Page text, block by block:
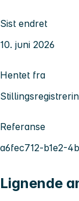
Sist endret
10. juni 2026
Hentet fra
Referanse
a6fec712-b1e2-
Lignende